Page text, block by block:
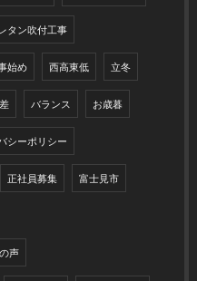
タン吹付工事
始め 西高東低 立冬
バランス お歳暮
シーポリシー
正社員募集 富士見市
声